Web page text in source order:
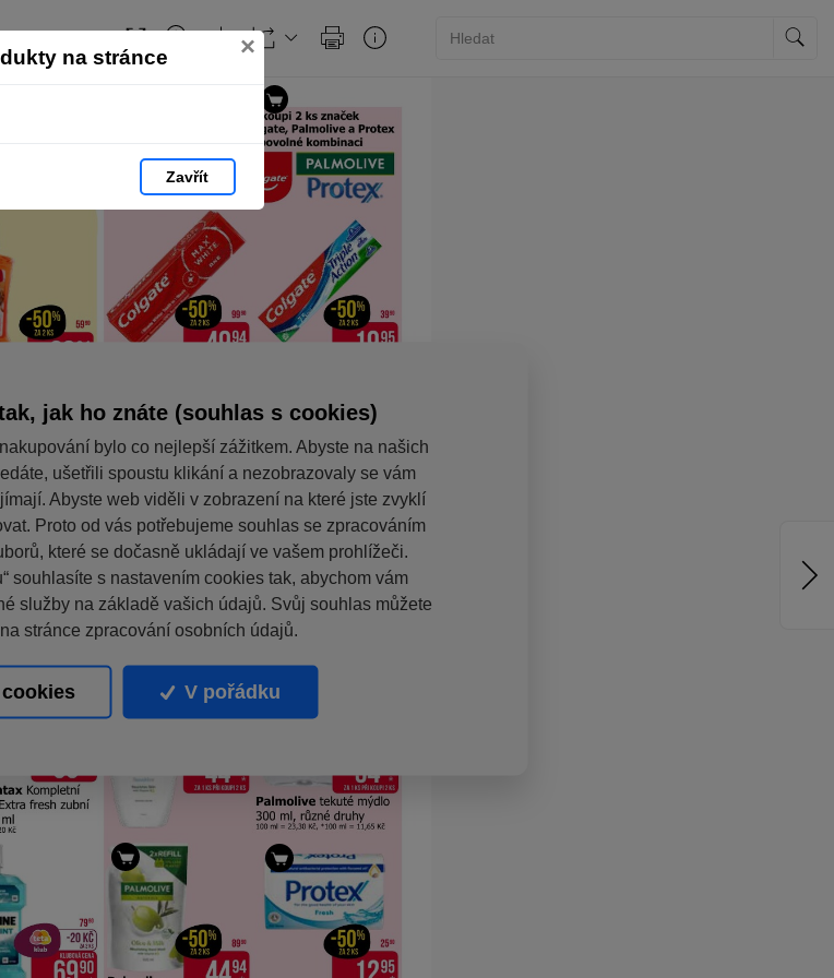
na stránce ×
Zavřít
jak ho znáte (souhlas s cookies)
bylo co nejlepší zážitkem. Abyste na našich
ušetřili spoustu klikání a nezobrazovaly se vám
Abyste web viděli v zobrazení na které jste zvyklí
Proto od vás potřebujeme souhlas se zpracováním
které se dočasně ukládají ve vašem prohlížeči.
souhlasíte s nastavením cookies tak, abychom vám
služby na základě vašich údajů. Svůj souhlas můžete
stránce zpracování osobních údajů.
V pořádku